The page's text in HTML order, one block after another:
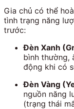
Gia chủ có thể
tình trạng năng
trước:
Đèn Xanh
bình thường,
động khi có
Đèn Vàng
nguồn năng
(trạng thái